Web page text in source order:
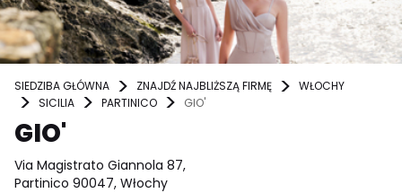
SIEDZIBA GŁÓWNA ZNAJDŹ NAJBLIŻSZĄ FIRMĘ
WŁOCHY
SICILIA
PARTINICO GIO'
GIO'
Via Magistrato Giannola 87,
Partinico 90047, Włochy